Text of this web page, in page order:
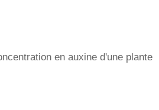
en auxine d'une plante